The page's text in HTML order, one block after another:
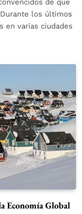
de que
los últimos
en varias ciudades
Economía Global